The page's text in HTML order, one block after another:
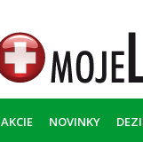
AKCIE NOVINKY